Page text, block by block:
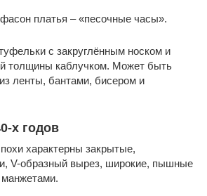
платья – «песочные часы».
с закруглённым носком и
толщины каблучком. Может быть
ленты, бантами, бисером и
х годов
характерны закрытые,
V-образный вырез, широкие, пышные